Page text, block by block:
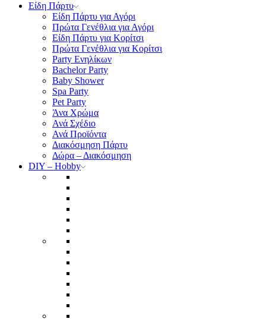
Είδη Πάρτυ
Είδη Πάρτυ για Αγόρι
Πρώτα Γενέθλια για Αγόρι
Είδη Πάρτυ για Κορίτσι
Πρώτα Γενέθλια για Κορίτσι
Party Ενηλίκων
Bachelor Party
Baby Shower
Spa Party
Pet Party
Άνα Χρώμα
Ανά Σχέδιο
Ανά Προϊόντα
Διακόσμηση Πάρτυ
Δώρα – Διακόσμηση
DIY – Hobby